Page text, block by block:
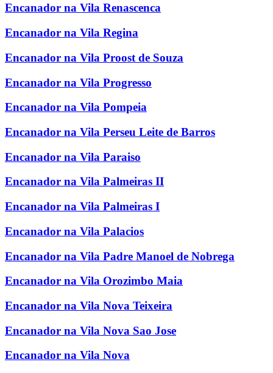
Encanador na Vila Renascenca
Encanador na Vila Regina
Encanador na Vila Proost de Souza
Encanador na Vila Progresso
Encanador na Vila Pompeia
Encanador na Vila Perseu Leite de Barros
Encanador na Vila Paraiso
Encanador na Vila Palmeiras II
Encanador na Vila Palmeiras I
Encanador na Vila Palacios
Encanador na Vila Padre Manoel de Nobrega
Encanador na Vila Orozimbo Maia
Encanador na Vila Nova Teixeira
Encanador na Vila Nova Sao Jose
Encanador na Vila Nova